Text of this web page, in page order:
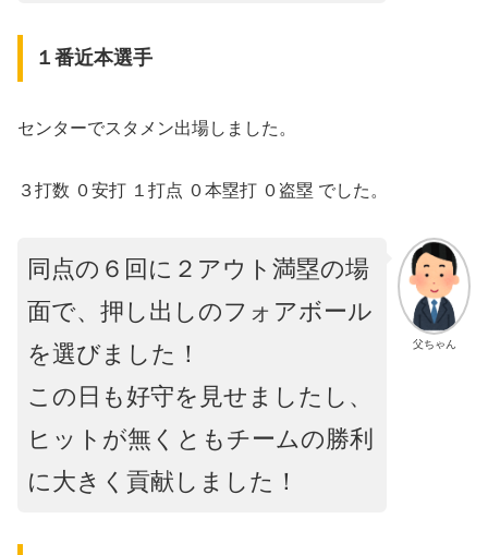
１番近本選手
センターでスタメン出場しました。
３打数 ０安打 １打点 ０本塁打 ０盗塁 でした。
父ちゃん
同点の６回に２アウト満塁の場
面で、押し出しのフォアボール
を選びました！
この日も好守を見せましたし、
ヒットが無くともチームの勝利
に大きく貢献しました！